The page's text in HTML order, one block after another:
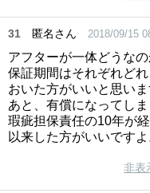
31 匿名さん 2018/09/15
アフターが一体どうな
保証期間はそれぞれど
おいた方がいいと思い
あと、有償になってし
瑕疵担保責任の10年が
以来した方がいいですよ
非表